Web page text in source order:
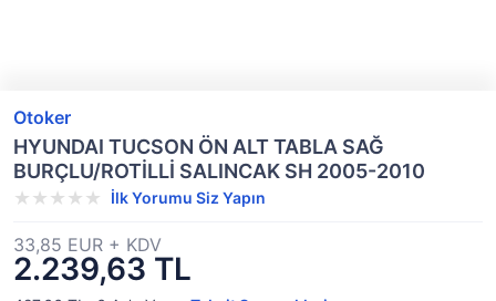
Otoker
HYUNDAI TUCSON ÖN ALT TABLA SAĞ
BURÇLU/ROTİLLİ SALINCAK SH 2005-2010
İlk Yorumu Siz Yapın
2.239,63 TL
33,85 EUR + KDV